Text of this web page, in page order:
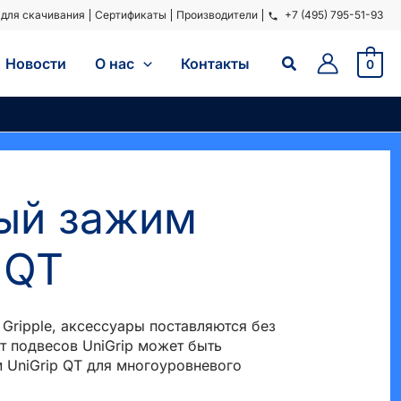
скачивания Сертификаты Производители +7 (495) 795-51-93
Новости O нас Контакты Поиск 0
зажим
аксессуары поставляются без
подвесов UniGrip может быть
QT для многоуровневого